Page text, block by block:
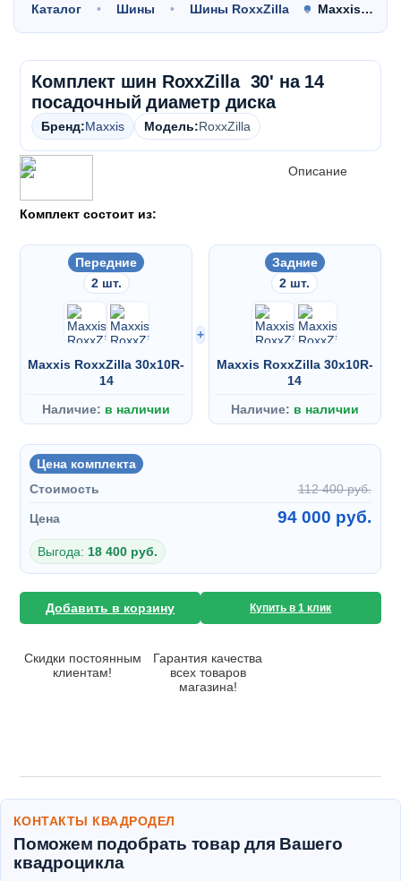
Каталог Шины Шины RoxxZilla Maxxis…
Комплект шин RoxxZilla 30' на 14
посадочный диаметр диска
Бренд:Maxxis Модель:RoxxZilla
Описание
Комплект состоит из:
Передние
2 шт.
Maxxis RoxxZilla 30x10R-
14
Наличие: в наличии
+
Задние
2 шт.
Maxxis RoxxZilla 30x10R-
14
Наличие: в наличии
Цена комплекта
Стоимость
112 400 руб.
Цена 94 000 руб.
Выгода: 18 400 руб.
Добавить в корзину Купить в 1 клик
Скидки постоянным
клиентам!
Гарантия качества
всех товаров
магазина!
КОНТАКТЫ КВАДРОДЕЛ
Поможем подобрать товар для Вашего
квадроцикла